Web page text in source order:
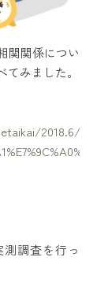
関関係につい
みました。
2018.6/0/
調査を行っ